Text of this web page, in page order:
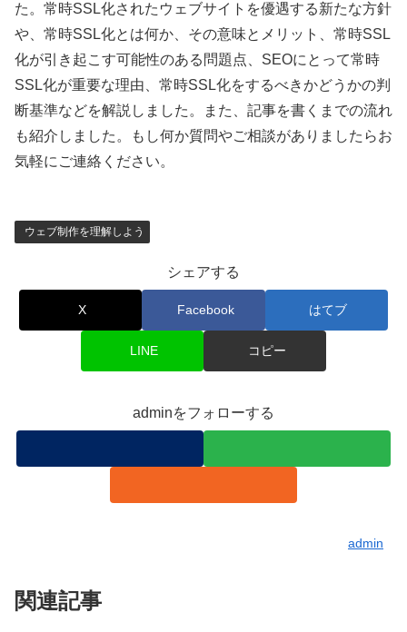
た。常時SSL化されたウェブサイトを優遇する新たな方針
や、常時SSL化とは何か、その意味とメリット、常時SSL
化が引き起こす可能性のある問題点、SEOにとって常時
SSL化が重要な理由、常時SSL化をするべきかどうかの判
断基準などを解説しました。また、記事を書くまでの流れ
も紹介しました。もし何か質問やご相談がありましたらお
気軽にご連絡ください。
ウェブ制作を理解しよう
シェアする
X Facebook はてブ
LINE コピー
adminをフォローする
admin
関連記事